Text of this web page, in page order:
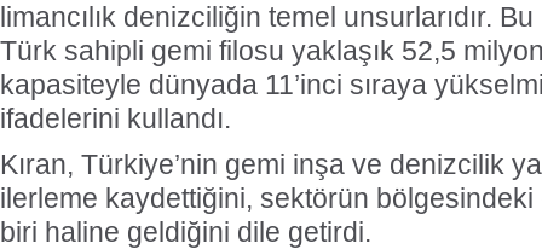
limancılık denizciliğin temel unsurlarıdır.
Türk sahipli gemi filosu yaklaşık 52,5
kapasiteyle dünyada 11’inci sıraya
ifadelerini kullandı.
Kıran, Türkiye’nin gemi inşa ve denizcilik
ilerleme kaydettiğini, sektörün
biri haline geldiğini dile getirdi.